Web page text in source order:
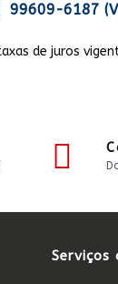
6187
de juros
Serviços